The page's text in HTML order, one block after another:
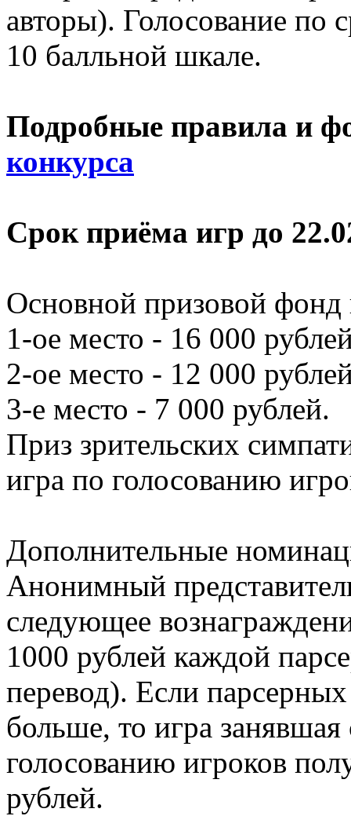
авторы). Голосование по
10 балльной шкале.
Подробные правила и
конкурса
Срок приёма игр до
Основной призовой
1-ое место - 16 000
2-ое место - 12 000
3-е место - 7 000 рублей.
Приз зрительских
игра по голосованию
Дополнительные
Анонимный
следующее
1000 рублей каждой
перевод). Если
больше, то игра
голосованию игроков
рублей.